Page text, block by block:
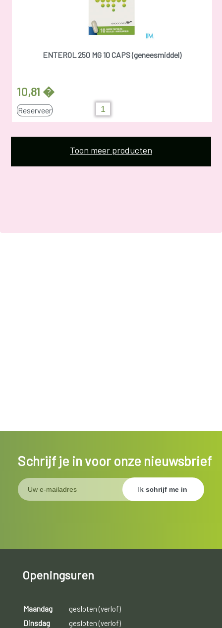
ENTEROL 250 MG 10 CAPS (geneesmiddel)
10,81 �
Reserveer
Toon meer producten
Schrijf je in voor onze nieuwsbrief
Openingsuren
Maandag
gesloten (verlof)
Dinsdag
gesloten (verlof)